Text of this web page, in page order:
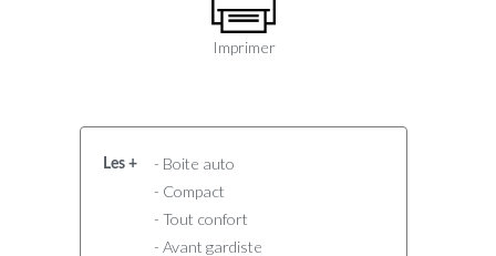
Imprimer
Les +
- Boite auto
- Compact
- Tout confort
- Avant gardiste